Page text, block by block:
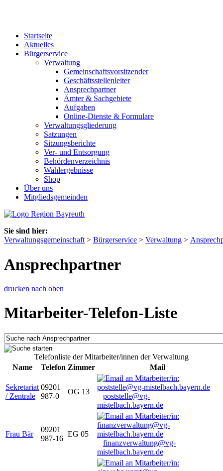
Startseite
Aktuelles
Bürgerservice
Verwaltung
Gemeinschaftsvorsitzender
Geschäftsstellenleiter
Ansprechpartner
Ämter & Sachgebiete
Aufgaben
Online-Dienste & Formulare
Verwaltungsgliederung
Satzungen
Sitzungsberichte
Ver- und Entsorgung
Behördenverzeichnis
Wahlergebnisse
Shop
Über uns
Mitgliedsgemeinden
Sie sind hier:
Verwaltungsgemeinschaft > Bürgerservice > Verwaltung >
Ansprechpartner
drucken nach oben
Mitarbeiter-Telefon-Liste
Telefonliste der Mitarbeiter/innen der Verwaltung
Name
Telefon Zimmer Mail
Sekretariat
/ Zentrale
09201
987-0
OG 13
poststelle@vg-
mistelbach.bayern.de
Frau Bär
09201
987-16
EG 05
finanzverwaltung@vg-
mistelbach.bayern.de